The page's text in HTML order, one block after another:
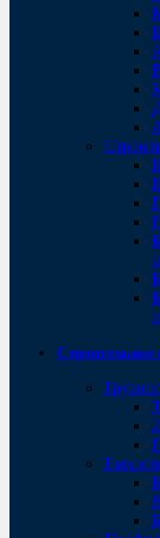
Строительное